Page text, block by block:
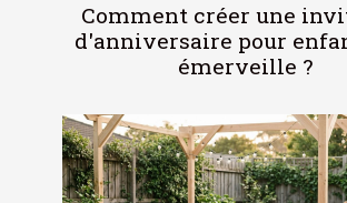
Comment créer une
d'anniversaire pour
émerveille ?